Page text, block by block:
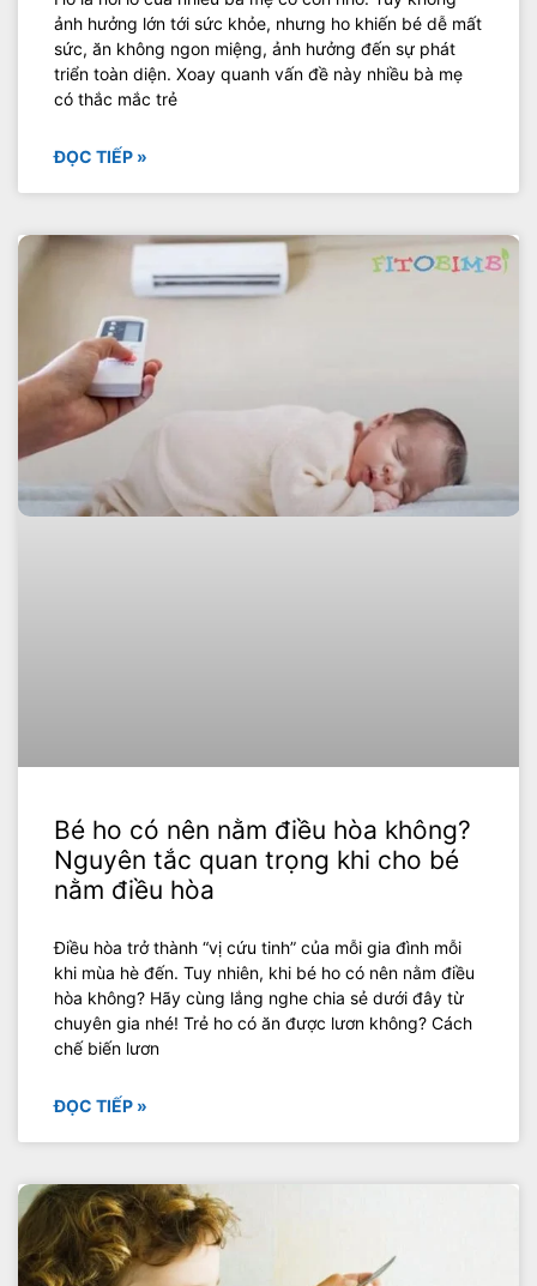
ảnh hưởng lớn tới sức khỏe, nhưng ho khiến bé dễ mất
sức, ăn không ngon miệng, ảnh hưởng đến sự phát
triển toàn diện. Xoay quanh vấn đề này nhiều bà mẹ
có thắc mắc trẻ
ĐỌC TIẾP »
Bé ho có nên nằm điều hòa không?
Nguyên tắc quan trọng khi cho bé
nằm điều hòa
Điều hòa trở thành “vị cứu tinh” của mỗi gia đình mỗi
khi mùa hè đến. Tuy nhiên, khi bé ho có nên nằm điều
hòa không? Hãy cùng lắng nghe chia sẻ dưới đây từ
chuyên gia nhé! Trẻ ho có ăn được lươn không? Cách
chế biến lươn
ĐỌC TIẾP »